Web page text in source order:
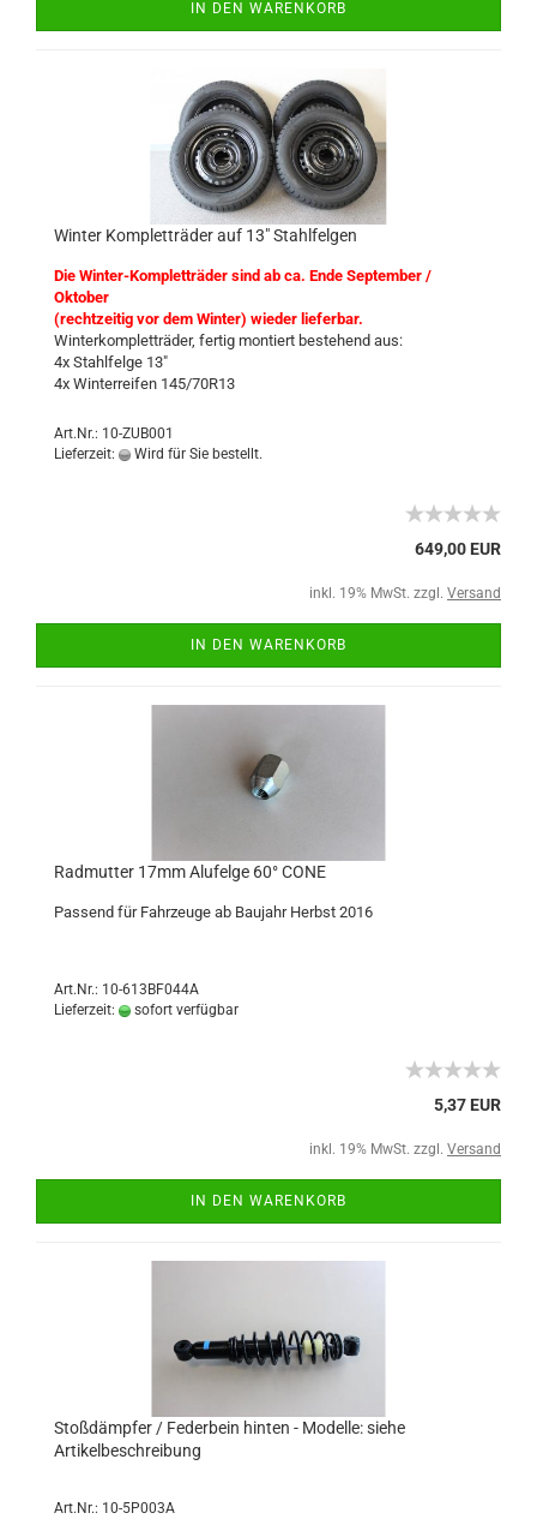
IN DEN WARENKORB
Winter Kompletträder auf 13" Stahlfelgen
Die Winter-Kompletträder sind ab ca. Ende September /
Oktober
(rechtzeitig vor dem Winter) wieder lieferbar.
Winterkompletträder, fertig montiert bestehend aus:
4x Stahlfelge 13"
4x Winterreifen 145/70R13
Art.Nr.: 10-ZUB001
Lieferzeit:
Wird für Sie bestellt.
649,00 EUR
inkl. 19% MwSt. zzgl. Versand
IN DEN WARENKORB
Radmutter 17mm Alufelge 60° CONE
Passend für Fahrzeuge ab Baujahr Herbst 2016
Art.Nr.: 10-613BF044A
Lieferzeit:
sofort verfügbar
5,37 EUR
inkl. 19% MwSt. zzgl. Versand
IN DEN WARENKORB
Stoßdämpfer / Federbein hinten - Modelle: siehe
Artikelbeschreibung
Art.Nr.: 10-5P003A